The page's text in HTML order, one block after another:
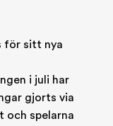
för sitt nya
i juli har
gjorts via
och spelarna